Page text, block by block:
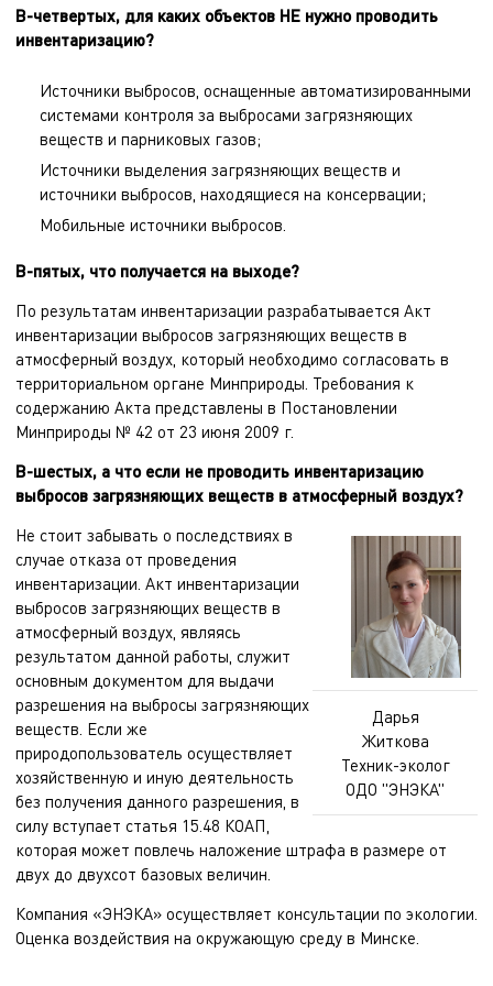
В-четвертых, для каких объектов НЕ нужно проводить
инвентаризацию?
Источники выбросов, оснащенные автоматизированными
системами контроля за выбросами загрязняющих
веществ и парниковых газов;
Источники выделения загрязняющих веществ и
источники выбросов, находящиеся на консервации;
Мобильные источники выбросов.
В-пятых, что получается на выходе?
По результатам инвентаризации разрабатывается Акт
инвентаризации выбросов загрязняющих веществ в
атмосферный воздух, который необходимо согласовать в
территориальном органе Минприроды. Требования к
содержанию Акта представлены в Постановлении
Минприроды № 42 от 23 июня 2009 г.
В-шестых, а что если не проводить инвентаризацию
выбросов загрязняющих веществ в атмосферный воздух?
Дарья
Житкова
Техник-эколог
ОДО "ЭНЭКА"
Не стоит забывать о последствиях в
случае отказа от проведения
инвентаризации. Акт инвентаризации
выбросов загрязняющих веществ в
атмосферный воздух, являясь
результатом данной работы, служит
основным документом для выдачи
разрешения на выбросы загрязняющих
веществ. Если же
природопользователь осуществляет
хозяйственную и иную деятельность
без получения данного разрешения, в
силу вступает статья 15.48 КОАП,
которая может повлечь наложение штрафа в размере от
двух до двухсот базовых величин.
Компания «ЭНЭКА» осуществляет консультации по экологии
Оценка воздействия на окружающую среду в Минске.